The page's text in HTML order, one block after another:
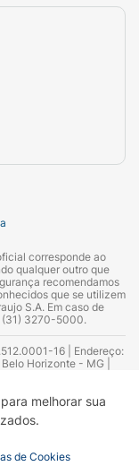
melhorar sua
de Cookies
corresponde ao
qualquer outro que
recomendamos
que se utilizem
S.A. Em caso de
(31) 3270-5000.
16 | Endereço:
Horizonte - MG |
– CRF 52.584 -
Nº 13.748. Alvará
da Empresa (AFE):